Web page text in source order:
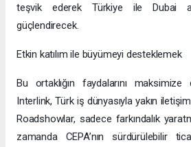
teşvik ederek Türkiye ile Dubai
güçlendirecek.
Etkin katılım ile büyümeyi desteklemek
Bu ortaklığın faydalarını
Interlink, Türk iş dünyasıyla yakın
Roadshowlar, sadece farkındalık
zamanda CEPA’nın sürdürülebilir